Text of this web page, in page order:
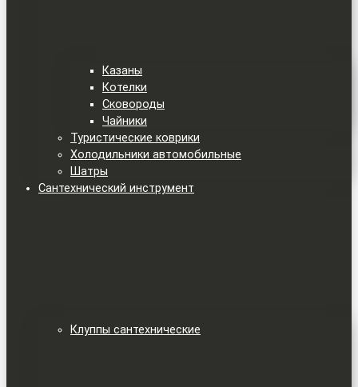
Казаны
Котелки
Сковороды
Чайники
Туристические коврики
Холодильники автомобильные
Шатры
Сантехнический инструмент
Клуппы сантехнические